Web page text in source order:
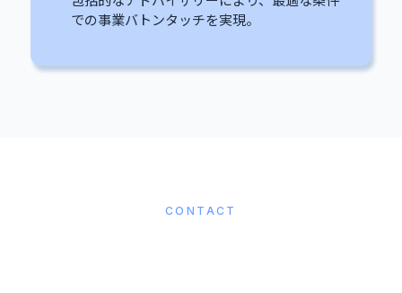
での事業バトンタッチを実現。
CONTACT